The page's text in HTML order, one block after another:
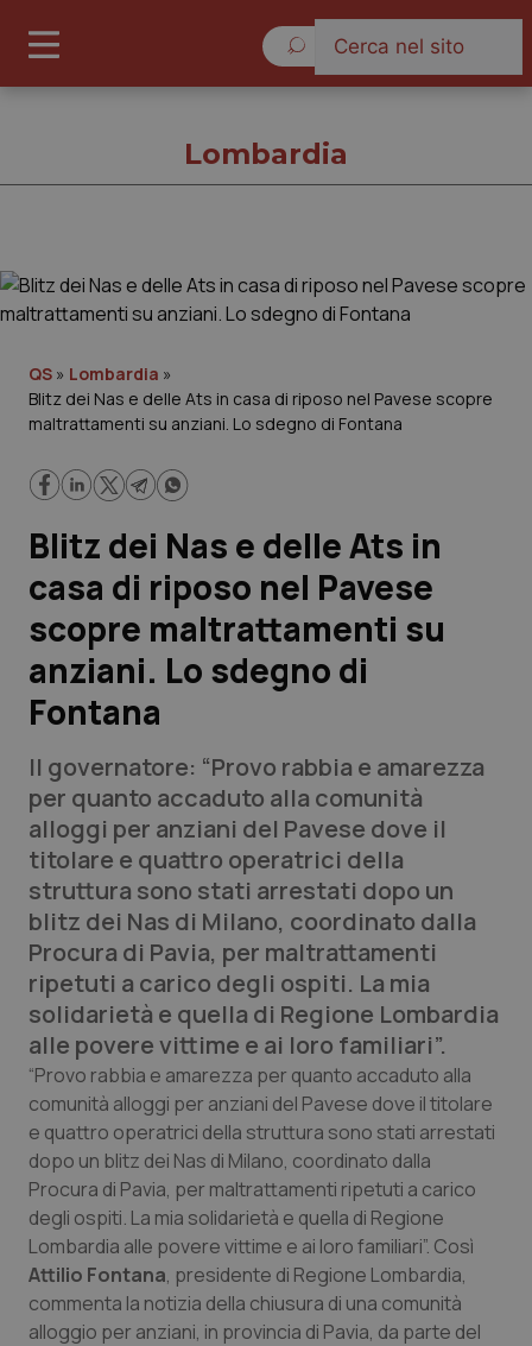
Governo e Parlamento
Regioni e Asl
Lavoro e Professioni
Scienza e Farmaci
Studi e Analisi
Lettere al direttore
Edizioni Regionali
QS Pro
Professionisti Sanitari.AI
Abruzzo
Basilicata
Calabria
Campania
Emilia-Romagna
Friuli Venezia Giulia
Lazio
QS Pro Gold
Artrite & artrosi
Asma & BPCO
Car-T
Colesterolo & coronaropatie
Dermatite Atopica
Diabete & glucometri
QS Club Newsletter
Lombardia
QS » Lombardia »
Blitz dei Nas e delle Ats in casa di riposo nel Pavese scopre
maltrattamenti su anziani. Lo sdegno di Fontana
Blitz dei Nas e delle Ats in
casa di riposo nel Pavese
scopre maltrattamenti su
anziani. Lo sdegno di
Fontana
Il governatore: “Provo rabbia e amarezza
per quanto accaduto alla comunità
alloggi per anziani del Pavese dove il
titolare e quattro operatrici della
struttura sono stati arrestati dopo un
blitz dei Nas di Milano, coordinato dalla
Procura di Pavia, per maltrattamenti
ripetuti a carico degli ospiti. La mia
solidarietà e quella di Regione Lombardia
alle povere vittime e ai loro familiari”.
“Provo rabbia e amarezza per quanto accaduto alla
comunità alloggi per anziani del Pavese dove il titolare
e quattro operatrici della struttura sono stati arrestati
dopo un blitz dei Nas di Milano, coordinato dalla
Procura di Pavia, per maltrattamenti ripetuti a carico
degli ospiti. La mia solidarietà e quella di Regione
Lombardia alle povere vittime e ai loro familiari”. Così
Attilio Fontana, presidente di Regione Lombardia,
commenta la notizia della chiusura di una comunità
alloggio per anziani, in provincia di Pavia, da parte del